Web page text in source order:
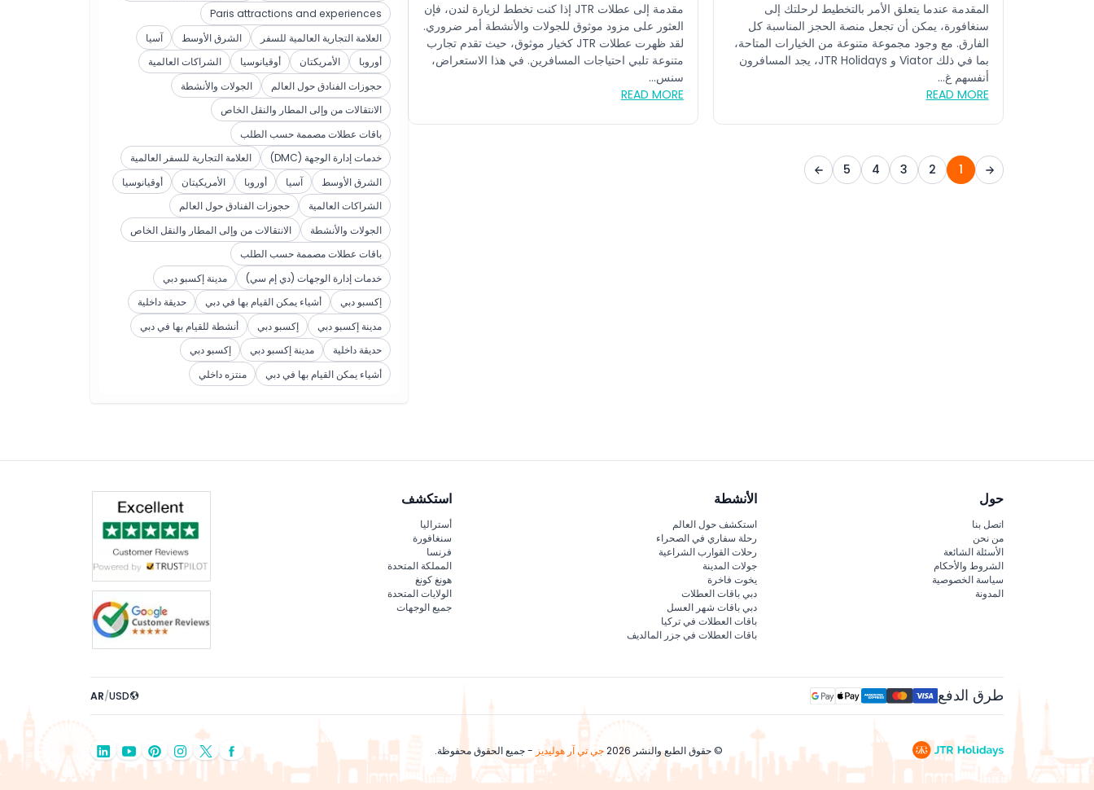
المقدمة عندما يتعلق الأمر بالتخطيط لرحلتك إلى
سنغافورة، يمكن أن تجعل منصة الحجز المناسبة كل
الفارق. مع وجود مجموعة متنوعة من الخيارات المتاحة،
بما في ذلك Viator و JTR Holidays، يجد المسافرون
أنفسهم غ...
READ MORE
مقدمة إلى عطلات JTR إذا كنت تخطط لزيارة لندن، فإن
العثور على مزود موثوق للجولات والأنشطة أمر ضروري.
لقد ظهرت عطلات JTR كخيار موثوق، حيث تقدم تجارب
متنوعة تلبي احتياجات المسافرين. في هذا الاستعراض،
سنس...
READ MORE
1
2
3
4
5
Paris attractions and experiences
العلامة التجارية العالمية للسفر
الشرق الأوسط
آسيا
أوروبا
الأمريكتان أوقيانوسيا
الشراكات العالمية
حجوزات الفنادق حول العالم
الجولات والأنشطة
الانتقالات من وإلى المطار والنقل الخاص
باقات عطلات مصممة حسب الطلب
خدمات إدارة الوجهة (DMC)
العلامة التجارية للسفر العالمية
الشرق الأوسط
آسيا أوروبا الأمريكيتان
أوقيانوسيا
الشراكات العالمية
حجوزات الفنادق حول العالم
الجولات والأنشطة
الانتقالات من وإلى المطار والنقل الخاص
باقات عطلات مصممة حسب الطلب
خدمات إدارة الوجهات (دي إم سي)
مدينة إكسبو دبي
إكسبو دبي
أشياء يمكن القيام بها في دبي
حديقة داخلية
مدينة إكسبو دبي
إكسبو دبي
أنشطة للقيام بها في دبي
حديقة داخلية
مدينة إكسبو دبي
إكسبو دبي
أشياء يمكن القيام بها في دبي
منتزه داخلي
حول
اتصل بنا
من نحن
الأسئلة الشائعة
الشروط والأحكام
سياسة الخصوصية
المدونة
الأنشطة
استكشف حول العالم
رحلة سفاري في الصحراء
رحلات القوارب الشراعية
جولات المدينة
يخوت فاخرة
دبي باقات العطلات
دبي باقات شهر العسل
باقات العطلات في تركيا
باقات العطلات في جزر المالديف
استكشف
أستراليا
سنغافورة
فرنسا
المملكة المتحدة
هونغ كونغ
الولايات المتحدة
جميع الوجهات
طرق الدفع AR/USD
© حقوق الطبع والنشر 2026 جي تي آر هوليديز - جميع الحقوق محفوظة.